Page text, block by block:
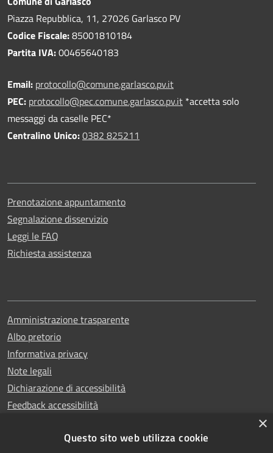
Piazza Repubblica, 11, 27026 Garlasco PV
Codice Fiscale:85001810184
Partita IVA:00465640183
Email: protocollo@comune.garlasco.pv.it
PEC: protocollo@pec.comune.garlasco.pv.it *accetta solo
messaggi da caselle PEC*
Centralino Unico:0382 825211
Prenotazione appuntamento
Segnalazione disservizio
Leggi le FAQ
Richiesta assistenza
Amministrazione trasparente
Albo pretorio
Informativa privacy
Note legali
Dichiarazione di accessibilità
Feedback accessibilità
×
Questo sito web utilizza cookie